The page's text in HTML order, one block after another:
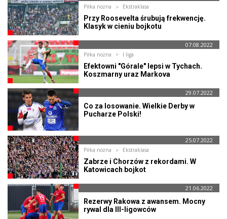
Piłka nożna Ekstraklasa
Przy Roosevelta śrubują frekwencję.
Klasyk w cieniu bojkotu
07.08.2022
Piłka nożna I liga
Efektowni "Górale" lepsi w Tychach.
Koszmarny uraz Markova
29.07.2022
Co za losowanie. Wielkie Derby w
Pucharze Polski!
25.07.2022
Piłka nożna Ekstraklasa
Zabrze i Chorzów z rekordami. W
Katowicach bojkot
21.06.2022
Rezerwy Rakowa z awansem. Mocny
rywal dla III-ligowców